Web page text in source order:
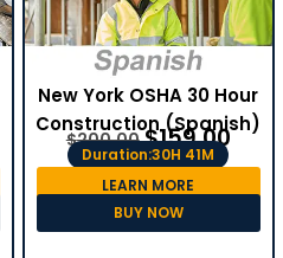
New York OSHA 30 Hour
Construction (Spanish)
$200.00 $159.00
Duration:30H 41M
LEARN MORE
BUY NOW